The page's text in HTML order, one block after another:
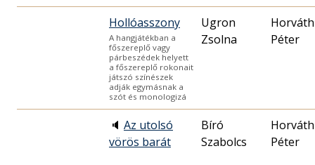
Hollóasszony
A hangjátékban a
főszereplő vagy
párbeszédek helyett
a főszereplő rokonait
játszó színészek
adják egymásnak a
szót és monologizá
Ugron
Zsolna
Horváth
Péter
🔈 Az utolsó
vörös barát
Bíró
Szabolcs
Horváth
Péter